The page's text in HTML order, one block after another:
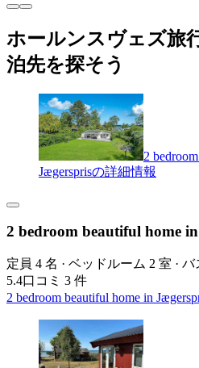
ホールンスヴェズ旅
泊先を探そう
2
Jægersprisの詳細情報
2 bedroom beautiful home
定員 4 名 · ベッドルーム 2 室 ·
5.4口コミ 3 件
2 bedroom beautiful home in